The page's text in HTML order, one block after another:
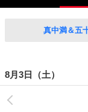
真中満＆五
8月3日（土）